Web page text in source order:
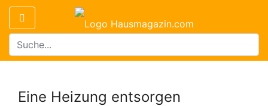
Eine Heizung entsorgen